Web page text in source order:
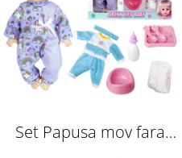
Set Papusa mov fara